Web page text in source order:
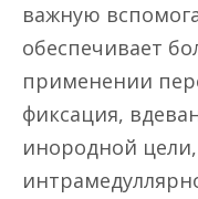
важную
обеспечивает
применении
фиксация,
инородной